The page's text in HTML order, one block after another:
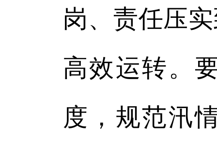
岗、责任压
高效运转。
度，规范汛